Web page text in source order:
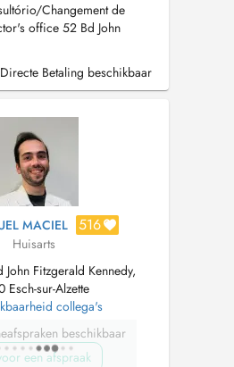
Changement de
office 52 Bd John
L-4170 Esch-sur-Alzette
du lundi au vendredi entre
open from monda...
Betaling beschikbaar
MACIEL 516
Huisarts
Fitzgerald Kennedy,
Esch-sur-Alzette
collega's
beschikbaar
een afspraak